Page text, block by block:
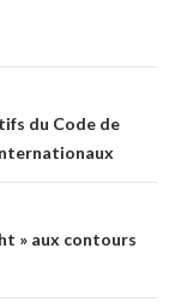
du Code de
» aux contours